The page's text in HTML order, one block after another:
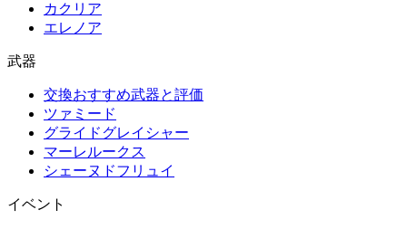
カクリア
エレノア
武器
交換おすすめ武器と評価
ツァミード
グライドグレイシャー
マーレルークス
シェーヌドフリュイ
イベント